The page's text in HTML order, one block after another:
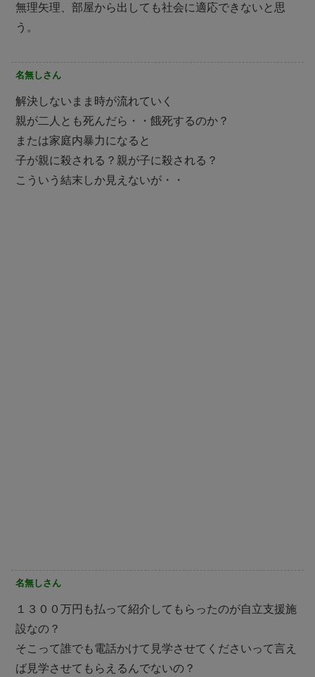
無理矢理、部屋から出しても社会に適応できないと思
う。
名無しさん
解決しないまま時が流れていく
親が二人とも死んだら・・餓死するのか？
または家庭内暴力になると
子が親に殺される？親が子に殺される？
こういう結末しか見えないが・・
名無しさん
１３００万円も払って紹介してもらったのが自立支援施
設なの？
そこって誰でも電話かけて見学させてくださいって言え
ば見学させてもらえるんでないの？